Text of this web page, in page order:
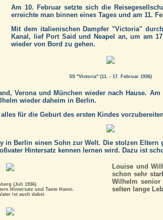
Am 10. Februar setzte sich die
erreichte man binnen eines Tages und am 11.
Mit dem italienischen Dampfer "Victoria"
Kanal, lief Port Said und Neapel an, um am
wieder von Bord zu gehen.
SS "Victoria" (11. - 17. Februar 1936)
Verona und München wieder nach Hause.
wieder daheim in Berlin.
für die Geburt des ersten Kindes
in Berlin einen Sohn zur Welt. Die stolzen Eltern
Hintersatz kennen lernen wird. Dazu ist
(Juli 1936)
Hintersatz und Tante Hanni.
ist auch dabei.
Louise und
schon sehr
Wilhelm senior
selten lange